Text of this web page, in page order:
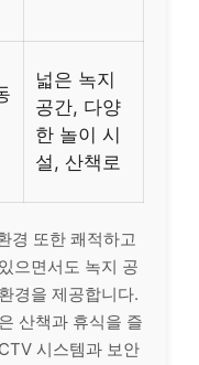
넓은 녹지
공간, 다양
한 놀이 시
설, 산책로
경 또한 쾌적하고
으면서도 녹지 공
경을 제공합니다.
산책과 휴식을 즐
시스템과 보안